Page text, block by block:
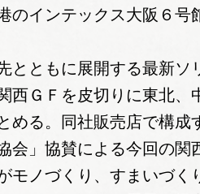
のインテックス大阪６号
ともに展開する最新ソ
西ＧＦを皮切りに東北、
める。同社販売店で構成
会」協賛による今回の関
モノづくり、すまいづく